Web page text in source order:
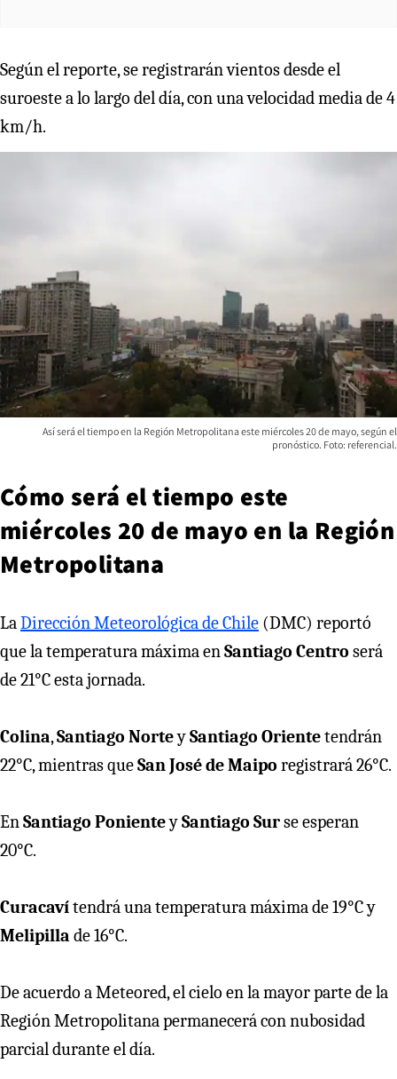
Según el reporte, se registrarán vientos desde el
suroeste a lo largo del día, con una velocidad media de 4
km/h.
Así será el tiempo en la Región Metropolitana este miércoles 20 de mayo, según el
pronóstico. Foto: referencial.
Cómo será el tiempo este
miércoles 20 de mayo en la Región
Metropolitana
La Dirección Meteorológica de Chile (DMC) reportó
que la temperatura máxima en Santiago Centro será
de 21°C esta jornada.
Colina,Santiago NorteySantiago Orientetendrán
22°C, mientras queSan José de Maipo registrará 26°C.
En Santiago PonienteySantiago Surse esperan
20°C.
Curacavítendrá una temperatura máxima de 19°C y
Melipilla de 16°C.
De acuerdo a Meteored, el cielo en la mayor parte de la
Región Metropolitana permanecerá con nubosidad
parcial durante el día.